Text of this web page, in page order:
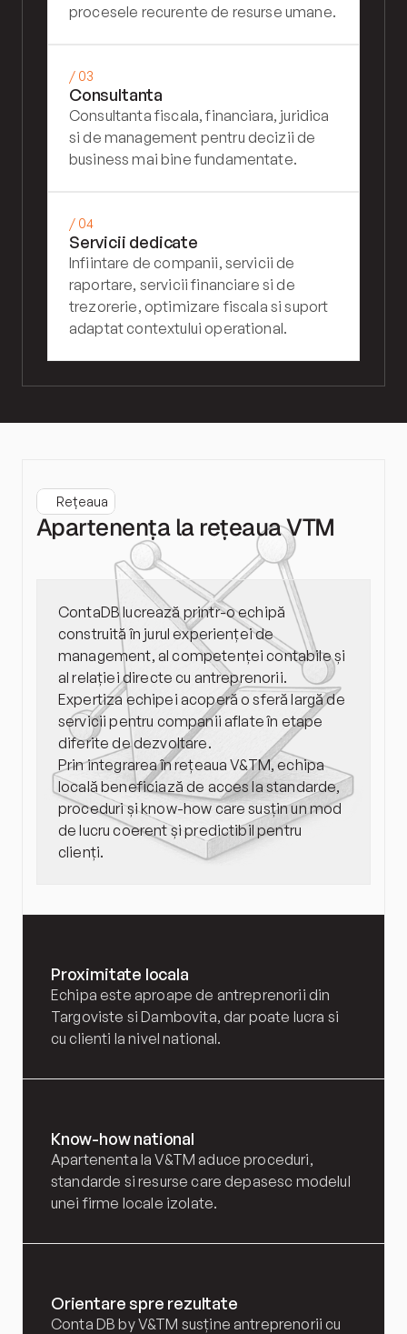
procesele recurente de resurse umane.
/ 03
Consultanta
Consultanta fiscala, financiara, juridica
si de management pentru decizii de
business mai bine fundamentate.
/ 04
Servicii dedicate
Infiintare de companii, servicii de
raportare, servicii financiare si de
trezorerie, optimizare fiscala si suport
adaptat contextului operational.
Rețeaua
Apartenența la rețeaua VTM
ContaDB lucrează printr-o echipă
construită în jurul experienței de
management, al competenței contabile și
al relației directe cu antreprenorii.
Expertiza echipei acoperă o sferă largă de
servicii pentru companii aflate în etape
diferite de dezvoltare.
Prin integrarea în rețeaua V&TM, echipa
locală beneficiază de acces la standarde,
proceduri și know-how care susțin un mod
de lucru coerent și predictibil pentru
clienți.
Proximitate locala
Echipa este aproape de antreprenorii din
Targoviste si Dambovita, dar poate lucra si
cu clienti la nivel national.
Know-how national
Apartenenta la V&TM aduce proceduri,
standarde si resurse care depasesc modelul
unei firme locale izolate.
Orientare spre rezultate
Conta DB by V&TM susține antreprenorii cu